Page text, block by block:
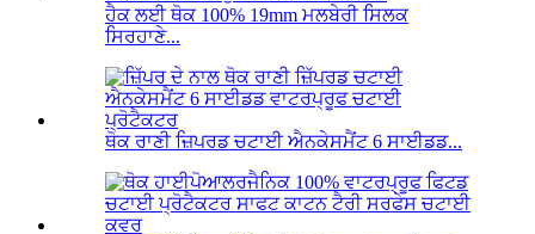
ਹੈਕ ਲਈ ਥੋਕ 100% 19mm ਮਲਬੇਰੀ ਸਿਲਕ
ਸਿਰਹਾਣੇ...
ਥੋਕ ਰਾਣੀ ਜ਼ਿਪਰਡ ਚਟਾਈ ਐਨਕੇਸਮੈਂਟ 6 ਸਾਈਡਡ...